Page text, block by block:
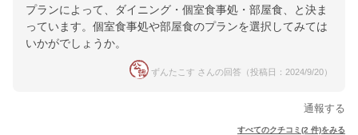
プランによって、ダイニング・個室食事処・部屋食、と決ま
っています。個室食事処や部屋食のプランを選択してみては
いかがでしょうか。
ずんたこす さんの回答（投稿日：2024/9/20）
通報する
すべてのクチコミ(2 件)をみる